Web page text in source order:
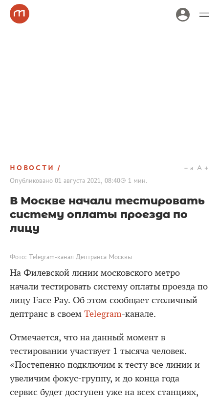
НОВОСТИ
Опубликовано 01 августа 2021, 08:40 1 мин.
a A
В Москве начали тестировать
систему оплаты проезда по
лицу
Фото: Telegram-канал Дептранса Москвы
На Филевской линии московского метро
начали тестировать систему оплаты проезда по
лицу Face Pay. Об этом сообщает столичный
дептранс в своем Telegram-канале.
Отмечается, что на данный момент в
тестировании участвует 1 тысяча человек.
«Постепенно подключим к тесту все линии и
увеличим фокус-группу, и до конца года
сервис будет доступен уже на всех станциях,